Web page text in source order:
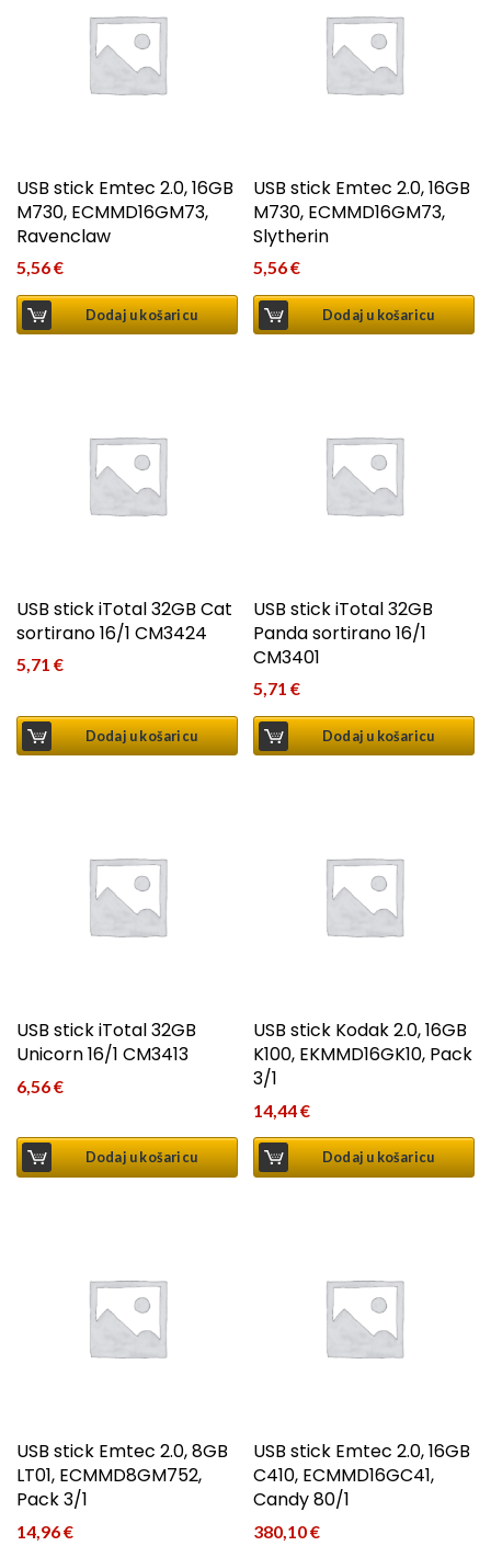
USB stick Emtec 2.0, 16GB
M730, ECMMD16GM73,
Ravenclaw
5,56€
Dodaj u košaricu
USB stick Emtec 2.0, 16GB
M730, ECMMD16GM73,
Slytherin
5,56€
Dodaj u košaricu
USB stick iTotal 32GB Cat
sortirano 16/1 CM3424
5,71 €
Dodaj u košaricu
USB stick iTotal 32GB
Panda sortirano 16/1
CM3401
5,71€
Dodaj u košaricu
USB stick iTotal 32GB
Unicorn 16/1 CM3413
6,56€
Dodaj u košaricu
USB stick Kodak 2.0, 16GB
K100, EKMMD16GK10, Pack
3/1
14,44€
Dodaj u košaricu
USB stick Emtec 2.0, 8GB
LT01, ECMMD8GM752,
Pack 3/1
14,96€
USB stick Emtec 2.0, 16GB
C410, ECMMD16GC41,
Candy 80/1
380,10€